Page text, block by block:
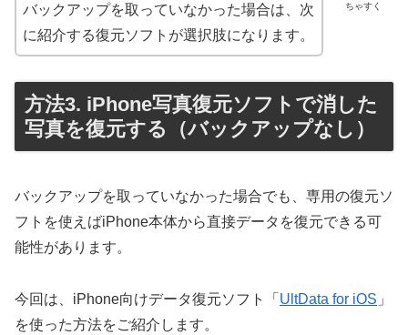
ちゃすく
バックアップを取っていなかった場合は、次
に紹介する復元ソフトが選択肢になります。
方法3. iPhone写真復元ソフトで消した
写真を復元する（バックアップなし）
バックアップを取っていなかった場合でも、専用の復元ソ
フトを使えばiPhone本体から直接データを復元できる可
能性があります。
今回は、iPhone向けデータ復元ソフト「 UltData for iOS 」
を使った方法をご紹介します。